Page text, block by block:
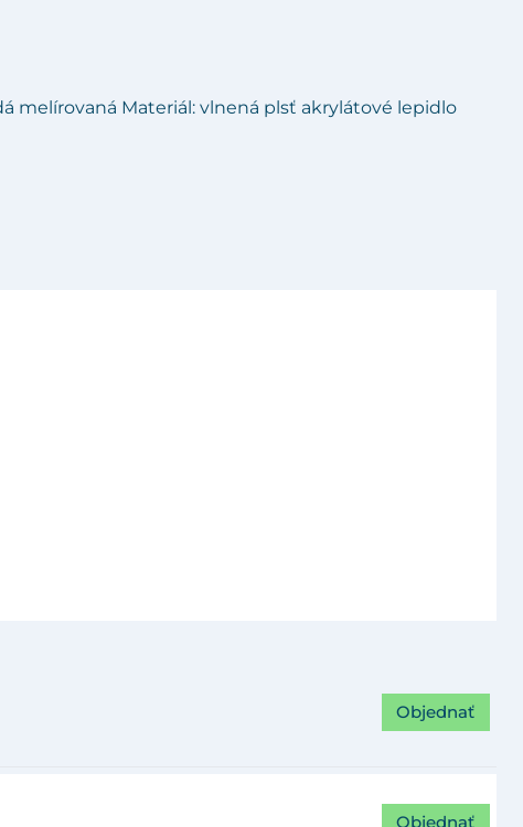
melírovaná Materiál: vlnená plsť akrylátové lepidlo
Objednať
Objednať